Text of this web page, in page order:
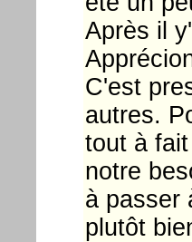
Après il
C'est
autres.
tout à
notre
à passer
plutôt